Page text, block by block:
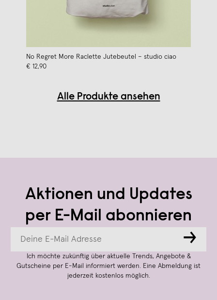
No Regret More Raclette Jutebeutel – studio ciao
€ 12,90
Alle Produkte ansehen
Aktionen und Updates
per E-Mail abonnieren
→
Ich möchte zukünftig über aktuelle Trends, Angebote &
Gutscheine per E-Mail informiert werden. Eine Abmeldung ist
jederzeit kostenlos möglich.